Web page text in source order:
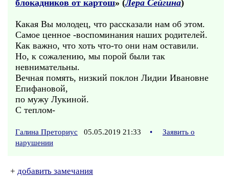
блокадников от картош» (Лера Сейгина)
Какая Вы молодец, что рассказали нам об этом.
Самое ценное -воспоминания наших родителей.
Как важно, что хоть что-то они нам оставили.
Но, к сожалению, мы порой были так
невнимательны.
Вечная помять, низкий поклон Лидии Ивановне
Епифановой,
по мужу Лукиной.
С теплом-
Галина Преториус 05.05.2019 21:33 •
Заявить о
нарушении
+ добавить замечания